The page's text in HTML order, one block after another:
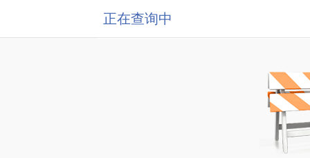
正在查询中